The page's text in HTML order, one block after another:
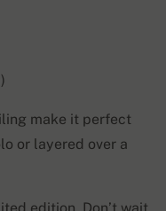
make it perfect
or layered over a